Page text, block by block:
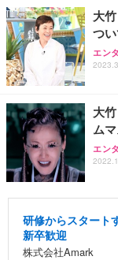
大
つ
エン
大
ム
エン
研修からスタート
新卒歓迎
株式会社Amark